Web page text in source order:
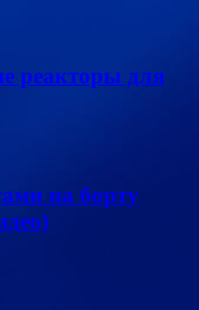
реакторы для
на борту